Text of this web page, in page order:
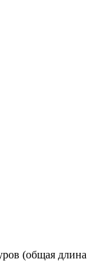
(общая длина